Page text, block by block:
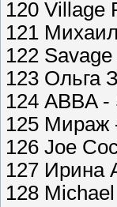
120 Village
121
122
123 Ольга
124 ABBA -
125 Мираж
126 Joe
127 Ирина
128